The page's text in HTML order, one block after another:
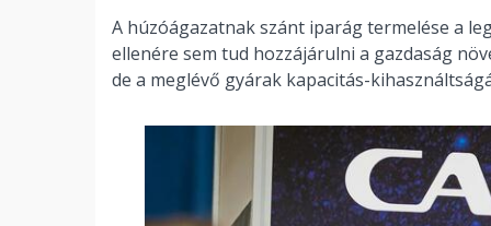
A húzóágazatnak szánt iparág termelése a
ellenére sem tud hozzájárulni a gazdaság
de a meglévő gyárak kapacitás-